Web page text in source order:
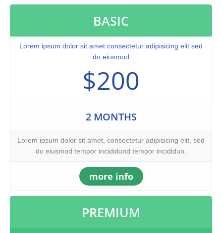
BASIC
Lorem ipsum dolor sit amet consectetur adipisicing elit sed
do eiusmod
$200
2 MONTHS
Lorem ipsum dolor sit amet, consectetur adipisicing elit, sed
do eiusmod tempor incididund tempor incididun.
more info
PREMIUM